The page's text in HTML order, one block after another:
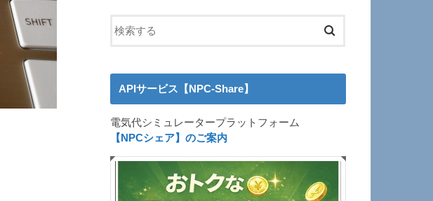
APIサービス【NPC-Share】
電気代シミュレータープラットフォーム
【NPCシェア】のご案内